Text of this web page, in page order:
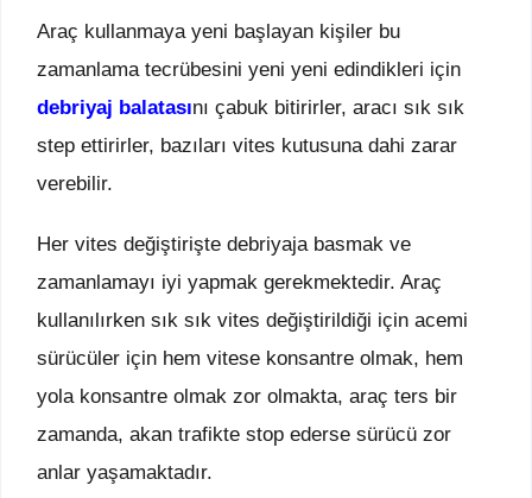
Araç kullanmaya yeni başlayan kişiler bu
zamanlama tecrübesini yeni yeni edindikleri için
debriyaj balatasını çabuk bitirirler, aracı sık sık
step ettirirler, bazıları vites kutusuna dahi zarar
verebilir.
Her vites değiştirişte debriyaja basmak ve
zamanlamayı iyi yapmak gerekmektedir. Araç
kullanılırken sık sık vites değiştirildiği için acemi
sürücüler için hem vitese konsantre olmak, hem
yola konsantre olmak zor olmakta, araç ters bir
zamanda, akan trafikte stop ederse sürücü zor
anlar yaşamaktadır.